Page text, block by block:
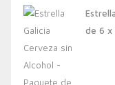
de 6 x